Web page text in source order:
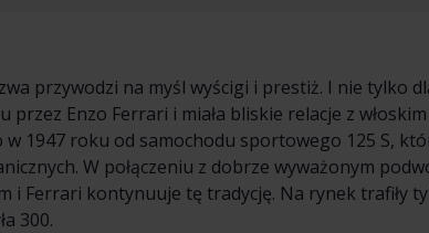
przywodzi na myśl wyścigi i prestiż. I nie tylko
przez Enzo Ferrari i miała bliskie relacje z
1947 roku od samochodu sportowego 125 S,
W połączeniu z dobrze wyważonym
i Ferrari kontynuuje tę tradycję. Na rynek trafiły
300.